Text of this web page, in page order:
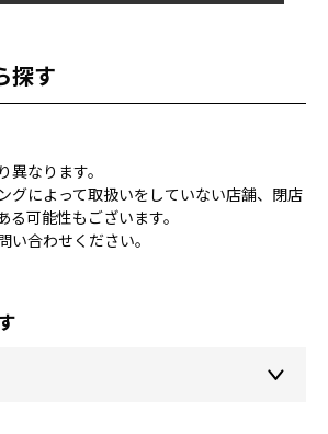
探す
なります。
グによって取扱いをしていない店舗、閉店
る可能性もございます。
い合わせください。